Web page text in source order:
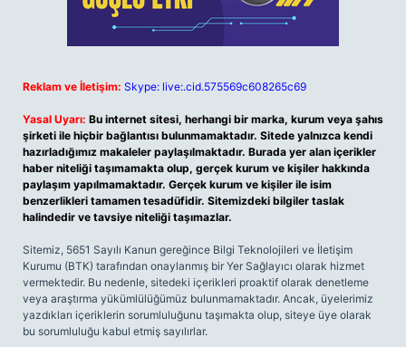
Reklam ve İletişim: Skype: live:.cid.575569c608265c69
Yasal Uyarı: Bu internet sitesi, herhangi bir marka, kurum veya şahıs
şirketi ile hiçbir bağlantısı bulunmamaktadır. Sitede yalnızca kendi
hazırladığımız makaleler paylaşılmaktadır. Burada yer alan içerikler
haber niteliği taşımamakta olup, gerçek kurum ve kişiler hakkında
paylaşım yapılmamaktadır. Gerçek kurum ve kişiler ile isim
benzerlikleri tamamen tesadüfidir. Sitemizdeki bilgiler taslak
halindedir ve tavsiye niteliği taşımazlar.
Sitemiz, 5651 Sayılı Kanun gereğince Bilgi Teknolojileri ve İletişim
Kurumu (BTK) tarafından onaylanmış bir Yer Sağlayıcı olarak hizmet
vermektedir. Bu nedenle, sitedeki içerikleri proaktif olarak denetleme
veya araştırma yükümlülüğümüz bulunmamaktadır. Ancak, üyelerimiz
yazdıkları içeriklerin sorumluluğunu taşımakta olup, siteye üye olarak
bu sorumluluğu kabul etmiş sayılırlar.